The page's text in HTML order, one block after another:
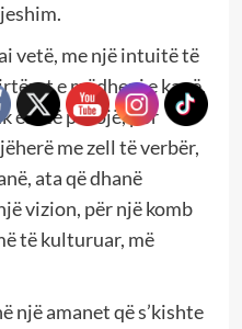
vetë, me një intuitë të
e mëdhenj e kanë,
është pasojë, por
me zell të verbër,
ata që dhanë
vizion, për një komb
të kulturuar, më
një amanet që s’kishte